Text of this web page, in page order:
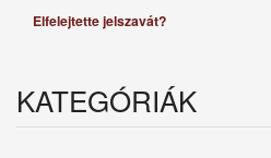
Elfelejtette jelszavát?
KATEGÓRIÁK